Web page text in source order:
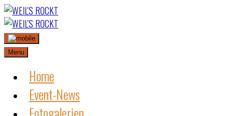
Skip
to
content
Menu
Home
Event-News